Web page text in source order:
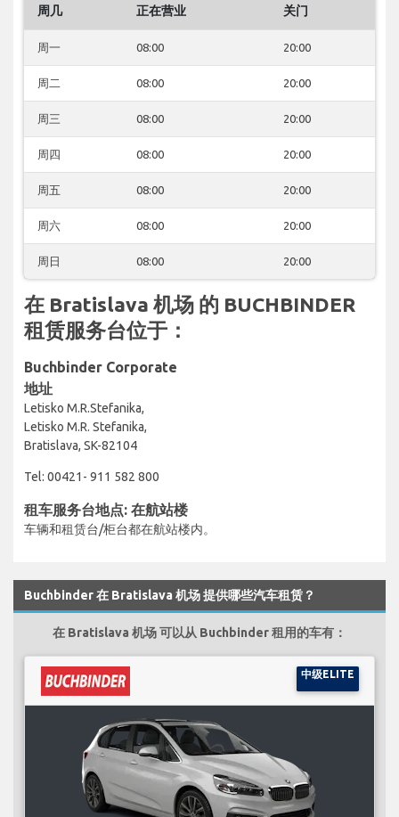
周几 正在营业 关门
周一 08:00 20:00
周二 08:00 20:00
周三 08:00 20:00
周四 08:00 20:00
周五 08:00 20:00
周六 08:00 20:00
周日 08:00 20:00
在 Bratislava 机场 的 BUCHBINDER
租赁服务台位于：
Buchbinder Corporate
地址
Letisko M.R.Stefanika,
Letisko M.R. Stefanika,
Bratislava, SK-82104
Tel: 00421- 911 582 800
租车服务台地点: 在航站楼
车辆和租赁台/柜台都在航站楼内。
Buchbinder 在 Bratislava 机场 提供哪些汽车租赁？
在 Bratislava 机场 可以从 Buchbinder 租用的车有：
中级ELITE